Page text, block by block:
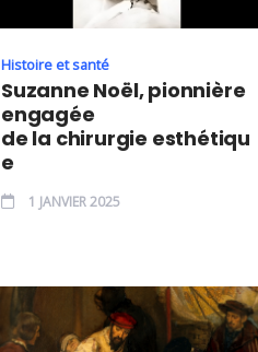
Histoire et santé
Suzanne Noël, pionnière
engagée
de la chirurgie esthétiqu
e
1 JANVIER 2025